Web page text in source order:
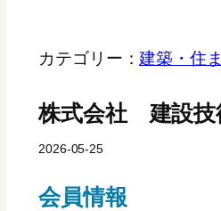
カテゴリー：建築・住
株式会社 建設技
2026-05-25
会員情報